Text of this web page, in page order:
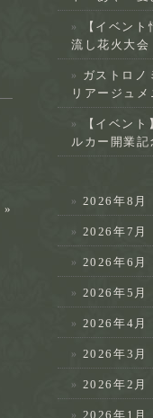
»
【イベン
流し花火大会
ガストロノ
リアージュメ
【イベン
ルカー開業記
2026年8月
2026年7月
2026年6月
2026年5月
2026年4月
2026年3月
2026年2月
2026年1月